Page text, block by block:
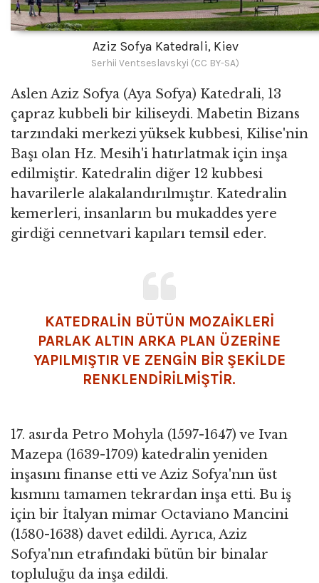
Aziz Sofya Katedrali, Kiev
Serhii Ventseslavskyi (CC BY-SA)
Aslen Aziz Sofya (Aya Sofya) Katedrali, 13
çapraz kubbeli bir kiliseydi. Mabetin Bizans
tarzındaki merkezi yüksek kubbesi, Kilise'nin
Başı olan Hz. Mesih'i hatırlatmak için inşa
edilmiştir. Katedralin diğer 12 kubbesi
havarilerle alakalandırılmıştır. Katedralin
kemerleri, insanların bu mukaddes yere
girdiği cennetvari kapıları temsil eder.
KATEDRALİN BÜTÜN MOZAİKLERİ
PARLAK ALTIN ARKA PLAN ÜZERİNE
YAPILMIŞTIR VE ZENGİN BİR ŞEKİLDE
RENKLENDİRİLMİŞTİR.
17. asırda Petro Mohyla (1597-1647) ve Ivan
Mazepa (1639-1709) katedralin yeniden
inşasını finanse etti ve Aziz Sofya'nın üst
kısmını tamamen tekrardan inşa etti. Bu iş
için bir İtalyan mimar Octaviano Mancini
(1580-1638) davet edildi. Ayrıca, Aziz
Sofya'nın etrafındaki bütün bir binalar
topluluğu da inşa edildi.